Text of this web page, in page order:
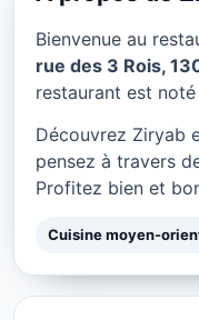
Ziryab à
★ 5/5
Bienvenue au
rue des 3 Rois,
restaurant est
Découvrez Ziryab
pensez à travers
Profitez bien et
Cuisine moyen-